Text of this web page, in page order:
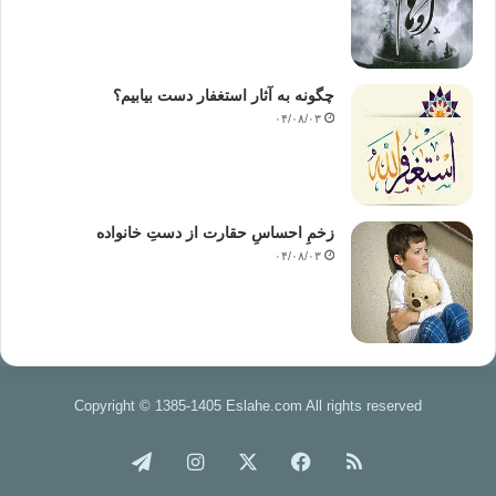
است و زهر آن می کشد. پس از هرچه از اموال دنیا که در نظرت مطلوب
است،دوری جوی زیرا مصاحبتش کوتاه است و غم دنیا را مخور زیرا جدایی آن
دنیادار هر وقت به شادی آن مطمئن شود با مصیبتی مواجه می شود که
شادیش را از بین ببرد»و عیسی(ع)گفت:«دنیادار مانند کسی است که آب دریا
بیاشامد هر قدر بیشتر بنوشد تشنگی او بیشتر می شود تا به قتلش منجر
گردد».
مانند خانه ی است که صاحبش آنرا برای مهمانان و آیندگان و روندگان آراسته
و آماده کرده باشد و طبقی طلایی را که بر آن انواع گلهای معطر و بخور و
چیزهای دیگر گذاشته باشد، و جهت استفاده مهمانان در محلی مخصوص قرار
دهد که هر واردی از عطر آن استفاده و برای اینکه مهمانان دیگر نیز بهره مند
مالک آنها بداند و به چیزی که برای چند روز در اختیارش گذاشته اند، علاقه و
اشیاء دیگر را از او بگیرند و از آنجا بیرونش کنند، بدیهی است غم و اندوه و
چگونه به آثار استغفار دست بیابیم؟
۰۴/۰۸/۰۳
زخمِ احساسِ حقارت از دستِ خانواده
۰۴/۰۸/۰۳
Copyright © 1385-1405 Eslahe.com All rights reserved
خوراک فیس اینستاگرام